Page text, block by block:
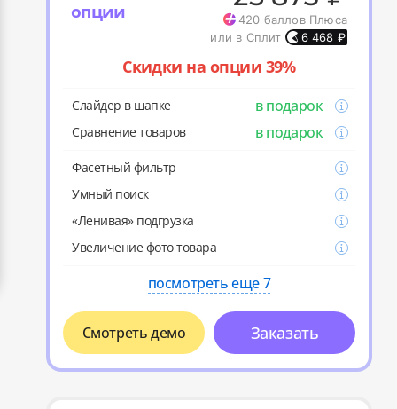
опции
420 баллов Плюса
или в Сплит
6 468 ₽
Скидки на опции 39%
Слайдер в шапке в подарок
Cравнение товаров в подарок
Фасетный фильтр
Умный поиск
«Ленивая» подгрузка
Увеличение фото товара
посмотреть еще 7
Смотреть демо Заказать